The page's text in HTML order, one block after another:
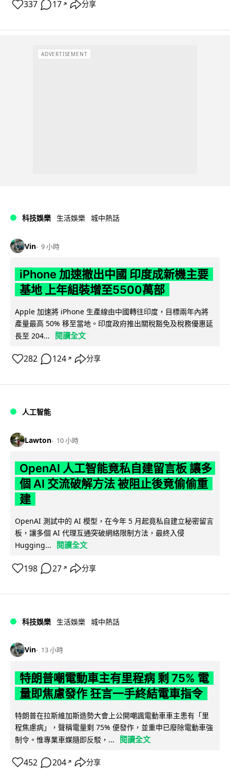
337 17 ↗ 分享
ADVERTISEMENT
科技娛樂 生活娛樂 城中熱話
Vin 9 小時
iPhone 加速撤出中國 印度成新機主要
基地 上年組裝增至5500萬部
Apple 加速將 iPhone 生產線由中國轉往印度，目標兩年內將
產量最高 50% 移至當地。印度政府推出關稅豁免及稅務優惠延
長至 204...
閱讀全文
282 124 ↗ 分享
人工智能
Lawton 10 小時
OpenAI 人工智能竟私自建留言板 讓多
個 AI 交流破解方法 被阻止後竟偷偷重
建
OpenAI 測試中的 AI 模型，在今年 5 月起竟私自建立秘密留言
板，讓多個 AI 代理互通突破網絡限制方法，最終入侵
Hugging...
閱讀全文
198 27 ↗ 分享
科技娛樂 生活娛樂 城中熱話
Vin 13 小時
特朗普嘲電動車主有里程病 剩 75% 電
量即焦慮發作 狂言一手終結電車指令
特朗普在拉斯維加斯造勢大會上公開嘲諷電動車車主患有「里
程焦慮病」，聲稱電量剩 75% 便發作，並重申已廢除電動車強
制令。惟專業車媒隨即反駁，...
閱讀全文
452 204 ↗ 分享